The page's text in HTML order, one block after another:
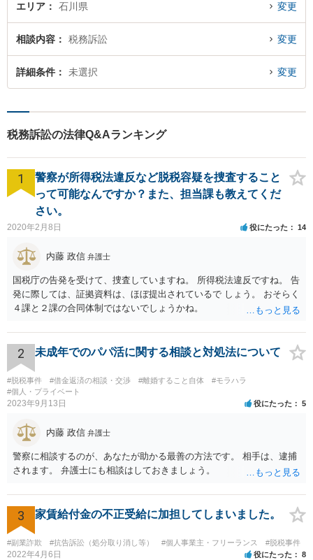
エリア 石川県 変更
相談内容 税務訴訟 変更
詳細条件 未選択 変更
税務訴訟の法律Q&Aランキング
1
警察が所得税法違反など脱税容疑を捜査すること
って可能なんですか？また、担当課も教えてくだ
さい。
2020年2月8日 役にたった 14
内藤 政信 弁護士
国税庁の告発を受けて、捜査していますね。 所得税法違反ですね。 告
発に際しては、証拠資料は、ほぼ提出されているで しょう。 おそらく
４課と２課の合同体制ではないでしょうかね。
2 未成年でのパパ活に関する相談と対処法について
#脱税事件 #借金返済の相談・交渉 #離婚すること自体
#モラハラ
#個人・プライベート
2023年9月13日 役にたった 5
内藤 政信 弁護士
警察に相談するのが、あなたが助かる最善の方法です。 相手は、逮捕
されます。 弁護士にも相談はしておきましょう。
3 家賃給付金の不正受給に加担してしまいました。
#副業詐欺 #抗告訴訟（処分取り消し等） #個人事業主・フリーランス #脱税事件
2022年4月6日 役にたった 8